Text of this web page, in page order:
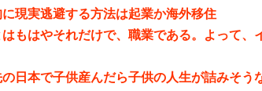
現実逃避する方法は起業か海外移住
はもはやそれだけで、職業である。よって、
の日本で子供産んだら子供の人生が詰みそう